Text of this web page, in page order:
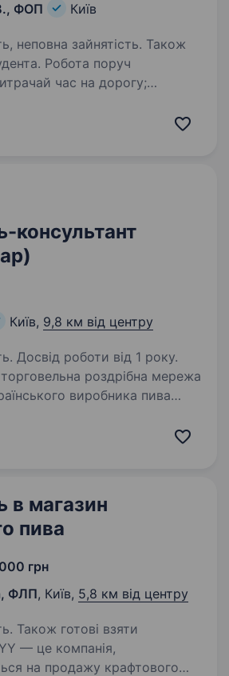
ФОП Київ
неповна зайнятість. Також
поруч
час на дорогу;
консультант
Київ, 9,8 км від центру
Досвід роботи від 1 року.
роздрібна мережа
виробника пива
ми відрізняємося
в магазин
пива
грн
ФЛП, Київ, 5,8 км від центру
Також готові взяти
на продажу крафтового